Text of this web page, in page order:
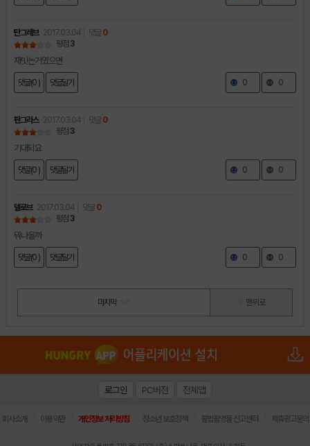
탄그레브 2017.03.04 댓글 0
평점 3
재밋는거였으면
댓글(0 ) 댓글달기 0 0
판그라스 2017.03.04 댓글 0
평점 3
기대되요
댓글(0 ) 댓글달기 0 0
델로브 2017.03.04 댓글 0
평점 3
뭐나올까
댓글(0 ) 댓글달기 0 0
마지막 맨 위로
로그인 PC버전 전체앱
회사소개 이용약관 개인정보 처리방침 청소년 보호정책 불법촬영물 신고센터 제휴광고문의